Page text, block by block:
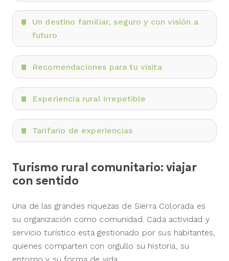
Un destino familiar, seguro y con visión a
futuro
Recomendaciones para tu visita
Experiencia rural irrepetible
Tarifario de experiencias
Turismo rural comunitario: viajar
con sentido
Una de las grandes riquezas de Sierra Colorada es
su organización como comunidad. Cada actividad y
servicio turístico está gestionado por sus habitantes,
quienes comparten con orgullo su historia, su